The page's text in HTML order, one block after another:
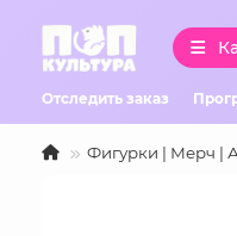
Отследить заказ
Фигурки | Мерч |